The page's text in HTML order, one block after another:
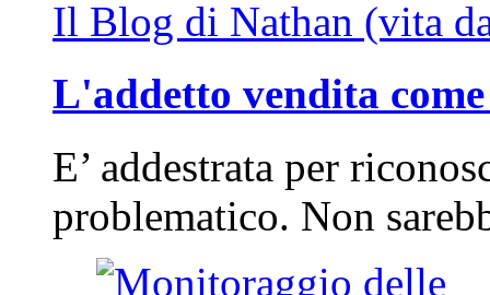
Il Blog di Nathan (vita
L'addetto vendita
E’ addestrata per
problematico. Non